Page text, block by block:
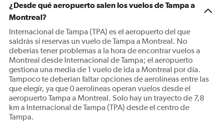
Y
axis
displaying
Number
of
flights.
Range:
0
to
3.6.
¿Desde qué aeropuerto salen los vuelos de Tampa a
Montreal?
Internacional de Tampa (TPA) es el aeropuerto del que
saldrás si reservas un vuelo de Tampa a Montreal. No
deberías tener problemas a la hora de encontrar vuelos a
Montreal desde Internacional de Tampa; el aeropuerto
gestiona una media de 1 vuelo de ida a Montreal por día.
Tampoco te deberían faltar opciones de aerolíneas entre las
que elegir, ya que 0 aerolíneas operan vuelos desde el
aeropuerto Tampa a Montreal. Solo hay un trayecto de 7,8
km a Internacional de Tampa (TPA) desde el centro de
Tampa.